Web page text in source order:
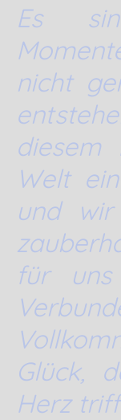
Es
nicht
diesem
Welt
und wir
für
Glück,
Herz